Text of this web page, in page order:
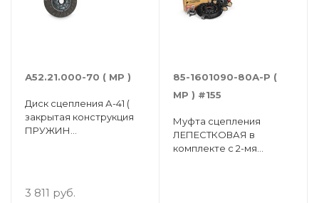
А52.21.000-70 ( МР )
Диск сцепления А-41 (
закрытая конструкция
ПРУЖИН
3 811 руб.
85-1601090-80А-Р (
MP ) #155
Муфта сцепления
ЛЕПЕСТКОВАЯ в
комплекте с 2-мя